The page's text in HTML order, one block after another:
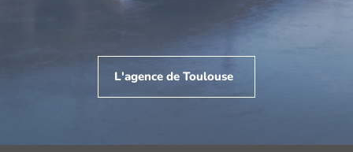
L'agence de Toulouse